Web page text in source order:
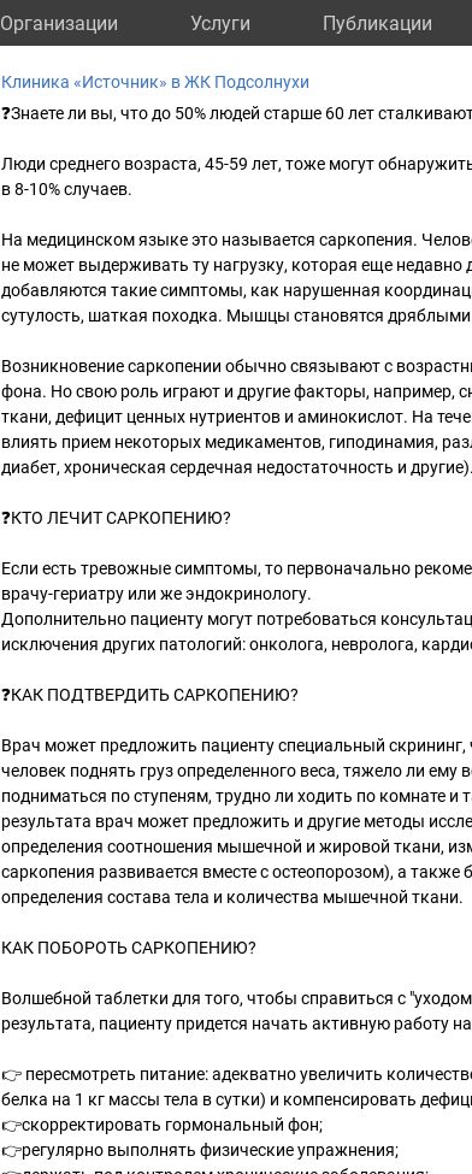
Организации Услуги Публикации
Клиника «Источник» в ЖК Подсолнухи
❓Знаете ли вы, что до 50% людей старше 60 лет
Люди среднего возраста, 45-59 лет, тоже могут
в 8-10% случаев.
На медицинском языке это называется саркопения.
не может выдерживать ту нагрузку, которая еще недавно
добавляются такие симптомы, как нарушенная
сутулость, шаткая походка. Мышцы становятся
Возникновение саркопении обычно связывают с
фона. Но свою роль играют и другие факторы, например,
ткани, дефицит ценных нутриентов и аминокислот. На
влиять прием некоторых медикаментов, гиподинамия,
диабет, хроническая сердечная недостаточность и другие).
❓КТО ЛЕЧИТ САРКОПЕНИЮ?
Если есть тревожные симптомы, то первоначально
врачу-гериатру или же эндокринологу.
Дополнительно пациенту могут потребоваться
исключения других патологий: онколога, невролога,
❓КАК ПОДТВЕРДИТЬ САРКОПЕНИЮ?
Врач может предложить пациенту специальный скрининг,
человек поднять груз определенного веса, тяжело ли ему
подниматься по ступеням, трудно ли ходить по комнате и
результата врач может предложить и другие методы
определения соотношения мышечной и жировой ткани,
саркопения развивается вместе с остеопорозом), а
определения состава тела и количества мышечной ткани.
КАК ПОБОРОТЬ САРКОПЕНИЮ?
Волшебной таблетки для того, чтобы справиться с
результата, пациенту придется начать активную работу
👉 пересмотреть питание: адекватно увеличить
белка на 1 кг массы тела в сутки) и компенсировать
👉скорректировать гормональный фон;
👉регулярно выполнять физические упражнения;